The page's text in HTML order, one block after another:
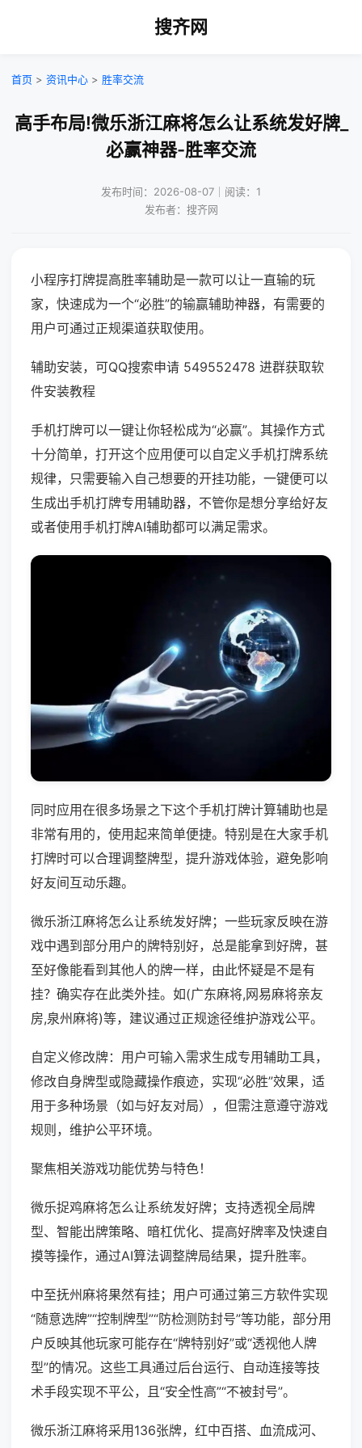
搜齐网
首页 > 资讯中心 > 胜率交流
高手布局!微乐浙江麻将怎么让系统发好牌_
必赢神器-胜率交流
发布时间：2026-08-07｜阅读：1
发布者：搜齐网
小程序打牌提高胜率辅助是一款可以让一直输的玩
家，快速成为一个“必胜”的输赢辅助神器，有需要的
用户可通过正规渠道获取使用。
辅助安装，可QQ搜索申请 549552478 进群获取软
件安装教程
手机打牌可以一键让你轻松成为“必赢”。其操作方式
十分简单，打开这个应用便可以自定义手机打牌系统
规律，只需要输入自己想要的开挂功能，一键便可以
生成出手机打牌专用辅助器，不管你是想分享给好友
或者使用手机打牌AI辅助都可以满足需求。
同时应用在很多场景之下这个手机打牌计算辅助也是
非常有用的，使用起来简单便捷。特别是在大家手机
打牌时可以合理调整牌型，提升游戏体验，避免影响
好友间互动乐趣。
微乐浙江麻将怎么让系统发好牌；一些玩家反映在游
戏中遇到部分用户的牌特别好，总是能拿到好牌，甚
至好像能看到其他人的牌一样，由此怀疑是不是有
挂？确实存在此类外挂。如(广东麻将,网易麻将亲友
房,泉州麻将)等，建议通过正规途径维护游戏公平。
自定义修改牌：用户可输入需求生成专用辅助工具，
修改自身牌型或隐藏操作痕迹，实现“必胜”效果，适
用于多种场景（如与好友对局），但需注意遵守游戏
规则，维护公平环境。
聚焦相关游戏功能优势与特色！
微乐捉鸡麻将怎么让系统发好牌；支持透视全局牌
型、智能出牌策略、暗杠优化、提高好牌率及快速自
摸等操作，通过AI算法调整牌局结果，提升胜率。
中至抚州麻将果然有挂；用户可通过第三方软件实现
“随意选牌”“控制牌型”“防检测防封号”等功能，部分用
户反映其他玩家可能存在“牌特别好”或“透视他人牌
型”的情况。这些工具通过后台运行、自动连接等技
术手段实现不平公，且“安全性高”“不被封号”。
微乐浙江麻将采用136张牌，红中百搭、血流成河、